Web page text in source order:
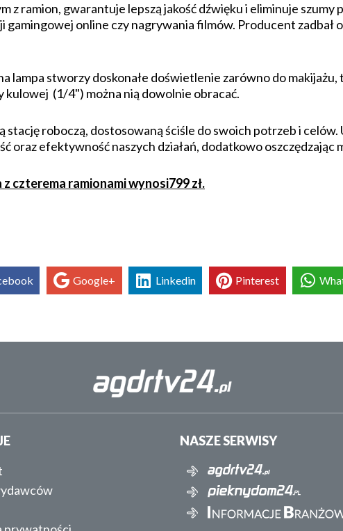
z ramion, gwarantuje lepszą jakość dźwięku i eliminuje szumy
online czy nagrywania filmów. Producent zadbał
lampa stworzy doskonałe doświetlenie zarówno do
kulowej (1/4") można nią dowolnie obracać.
roboczą, dostosowaną ściśle do swoich potrzeb i
oraz efektywność naszych działań, dodatkowo oszczędzając
czterema ramionami wynosi799 zł.
Google+ Linkedin Pinterest
NASZE SERWISY